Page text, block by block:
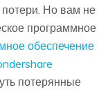
потери. Но вам не
программное
обеспечение
потерянные